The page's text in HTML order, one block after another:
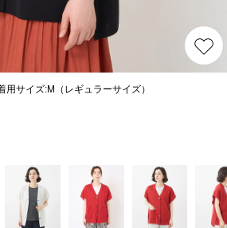
サイズ:M（レギュラーサイズ）